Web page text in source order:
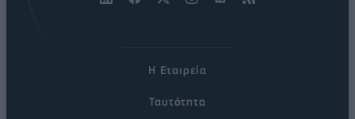
Η Εταιρεία
Ταυτότητα